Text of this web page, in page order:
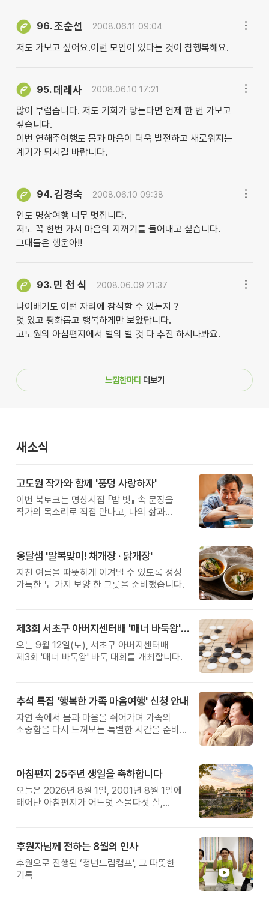
96.조순선 2008.06.11 09:04
저도 가보고 싶어요.이런 모임이 있다는 것이 참행복해요.
95. 데레사 2008.06.10 17:21
많이 부럽습니다. 저도 기회가 닿는다면 언제 한 번 가보고
싶습니다.
이번 연해주여행도 몸과 마음이 더욱 발전하고 새로워지는
계기가 되시길 바랍니다.
94.김경숙 2008.06.10 09:38
인도 명상여행 너무 멋집니다.
저도 꼭 한번 가서 마음의 지꺼기를 들어내고 싶습니다.
그대들은 행운아!!
93. 민 천 식 2008.06.09 21:37
나이배기도 이런 자리에 참석할 수 있는지 ?
멋 있고 평화롭고 행복하게만 보았답니다.
고도원의 아침편지에서 별의 별 것 다 추진 하시나봐요.
느낌한마디 더보기
새소식
고도원 작가와 함께 '풍덩 사랑하자'
이번 북토크는 명상시집 『밥 벗』 속 문장을
작가의 목소리로 직접 만나고, 나의 삶과
옹달샘 '말복맞이! 채개장 · 닭개장'
지친 여름을 따뜻하게 이겨낼 수 있도록 정성
가득한 두 가지 보양 한 그릇을 준비했습니다.
제3회 서초구 아버지센터배 '매너 바둑왕' 대회
오는 9월 12일(토), 서초구 아버지센터배
제3회 '매너 바둑왕' 바둑 대회를 개최합니다.
추석 특집 '행복한 가족 마음여행' 신청 안내
자연 속에서 몸과 마음을 쉬어가며 가족의
소중함을 다시 느껴보는 특별한 시간을 준비해
아침편지 25주년 생일을 축하합니다
오늘은 2026년 8월 1일, 2001년 8월 1일에
태어난 아침편지가 어느덧 스물다섯 살,
후원자님께 전하는 8월의 인사
후원으로 진행된 ‘청년드림캠프’, 그 따뜻한
기록